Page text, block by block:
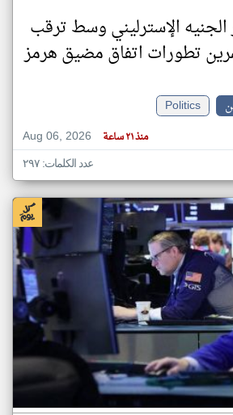
الجنيه الإسترليني وسط ترقب
تطورات اتفاق مضيق هرمز
Politics
Aug 06, 2026
منذ ٢١ ساعة
عدد الكلمات: ٢٩٧